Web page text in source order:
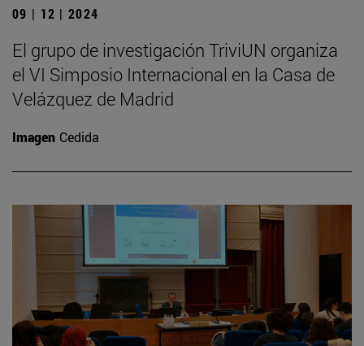
09 | 12 | 2024
El grupo de investigación TriviUN organiza
el VI Simposio Internacional en la Casa de
Velázquez de Madrid
Imagen Cedida